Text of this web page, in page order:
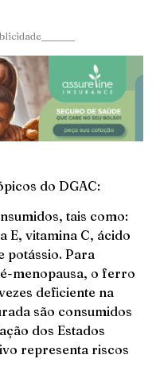
do DGAC:
tais como:
E, vitamina C, ácido
potássio. Para
menopausa, o ferro
deficiente na
são consumidos
dos Estados
representa riscos